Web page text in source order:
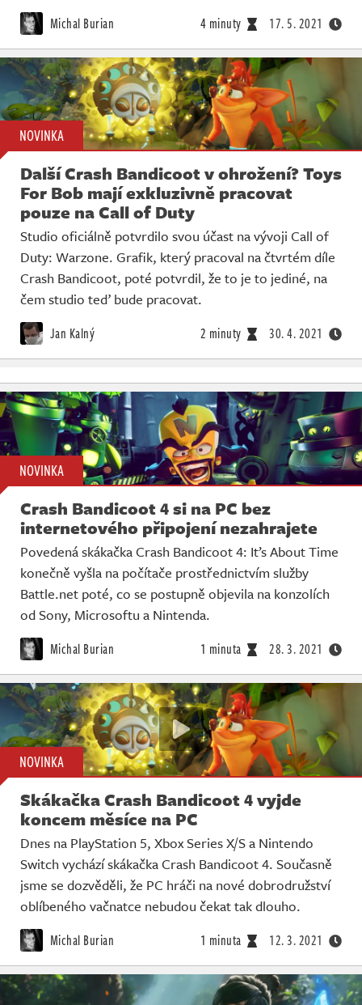
Michal Burian 4 minuty 17. 5. 2021
NOVINKA
Další Crash Bandicoot v ohrožení? Toys
For Bob mají exkluzivně pracovat
pouze na Call of Duty
Studio oficiálně potvrdilo svou účast na vývoji Call of
Duty: Warzone. Grafik, který pracoval na čtvrtém díle
Crash Bandicoot, poté potvrdil, že to je to jediné, na
čem studio teď bude pracovat.
Jan Kalný 2 minuty 30. 4. 2021
NOVINKA
Crash Bandicoot 4 si na PC bez
internetového připojení nezahrajete
Povedená skákačka Crash Bandicoot 4: It’s About Time
konečně vyšla na počítače prostřednictvím služby
Battle.net poté, co se postupně objevila na konzolích
od Sony, Microsoftu a Nintenda.
Michal Burian 1 minuta 28. 3. 2021
NOVINKA
Skákačka Crash Bandicoot 4 vyjde
koncem měsíce na PC
Dnes na PlayStation 5, Xbox Series X/S a Nintendo
Switch vychází skákačka Crash Bandicoot 4. Současně
jsme se dozvěděli, že PC hráči na nové dobrodružství
oblíbeného vačnatce nebudou čekat tak dlouho.
Michal Burian 1 minuta 12. 3. 2021